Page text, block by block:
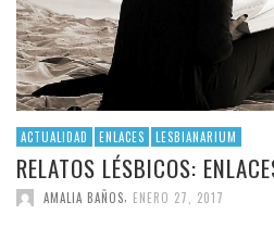
ACTUALIDAD ENLACES LESBIANARIUM
RELATOS LÉSBICOS:
AMALIA BAÑOS ENERO 27, 2017